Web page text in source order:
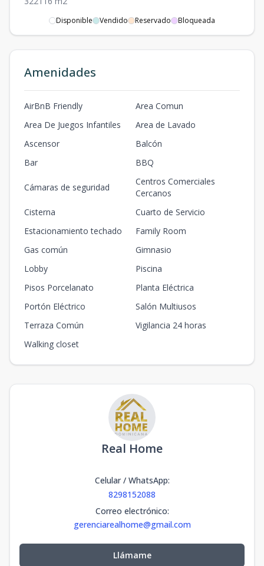
Disponible Vendido Reservado Bloqueada
Amenidades
AirBnB Friendly
Area Comun
Area De Juegos Infantiles
Area de Lavado
Ascensor
Balcón
Bar
BBQ
Cámaras de seguridad
Centros Comerciales
Cercanos
Cisterna
Cuarto de Servicio
Estacionamiento techado
Family Room
Gas común
Gimnasio
Lobby
Piscina
Pisos Porcelanato
Planta Eléctrica
Portón Eléctrico
Salón Multiusos
Terraza Común
Vigilancia 24 horas
Walking closet
Real Home
Celular / WhatsApp:
8298152088
Correo electrónico:
gerenciarealhome@gmail.com
Llámame